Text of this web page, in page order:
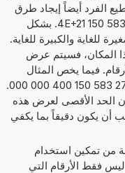
الفرد أيضاً إيجاد طرق
لكتابة الأرقام كما يلي 2,394 271 583 150 4E+21. بشكل
للغاية والكبيرة للغاية.
المكان، فسيتم عرض
فيما يخص المثال
بالأعلى، سيظهر كما يلي 2 394 271 583 150 400 000 000.
الحد الأقصى لعرض هذه
موضع. هذا يجب أن يكون دقيقاً بما يكفي
من تمكين استخدام
فقط الأرقام التي